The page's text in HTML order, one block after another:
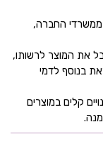
החברה,
את המוצר לרשותו,
בנוסף לדמי
קלים במוצרים